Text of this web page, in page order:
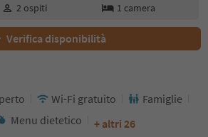
2 ospiti 1 camera
Verifica disponibilità
Wi-Fi gratuito
Famiglie
Menu dietetico + altri 26